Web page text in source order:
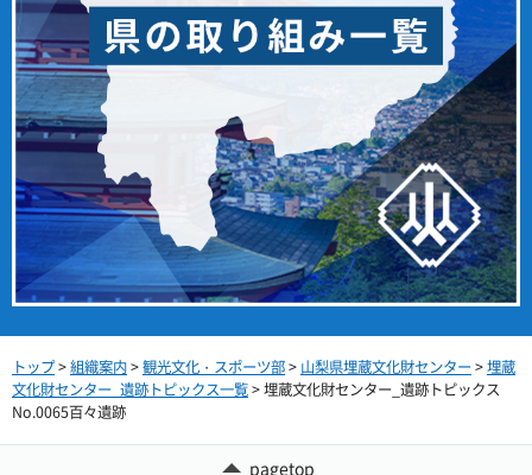
トップ>組織案内>観光文化・スポーツ部> 山梨県埋蔵文化財センター>埋蔵
文化財センター_遺跡トピックス一覧> 埋蔵文化財センター_遺跡トピックス
No.0065百々遺跡
pagetop